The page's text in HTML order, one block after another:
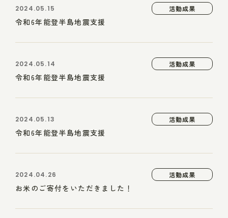
2024.05.15 活動成果
令和6年能登半島地震支援
2024.05.14 活動成果
令和6年能登半島地震支援
2024.05.13 活動成果
令和6年能登半島地震支援
2024.04.26 活動成果
お米のご寄付をいただきました！